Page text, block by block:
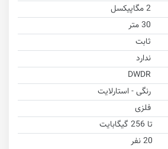
2 مگاپیکسل
30 متر
ثابت
ندارد
DWDR
رنگی - استارلایت
فلزی
تا 256 گیگابایت
20 نفر